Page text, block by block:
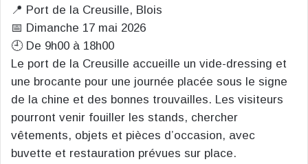
📍 Port de la Creusille, Blois
📅 Dimanche 17 mai 2026
🕘 De 9h00 à 18h00
Le port de la Creusille accueille un vide-dressing et
une brocante pour une journée placée sous le signe
de la chine et des bonnes trouvailles. Les visiteurs
pourront venir fouiller les stands, chercher
vêtements, objets et pièces d’occasion, avec
buvette et restauration prévues sur place.